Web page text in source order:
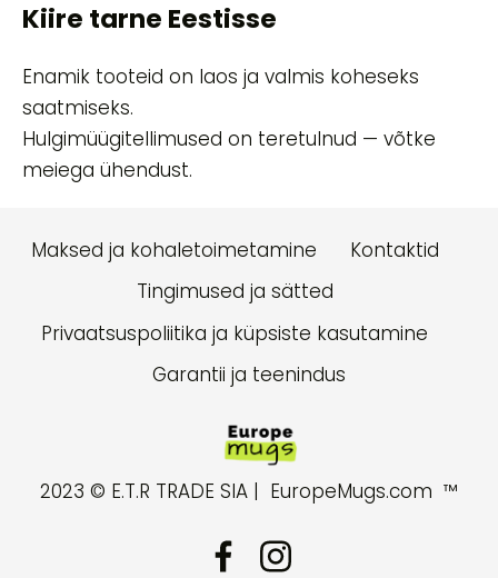
Kiire tarne Eestisse
Enamik tooteid on laos ja valmis koheseks
saatmiseks.
Hulgimüügitellimused on teretulnud — võtke
meiega ühendust.
Maksed ja kohaletoimetamine
Kontaktid
Tingimused ja sätted
Privaatsuspoliitika ja küpsiste kasutamine
Garantii ja teenindus
2023 © E.T.R TRADE SIA | EuropeMugs.com ™